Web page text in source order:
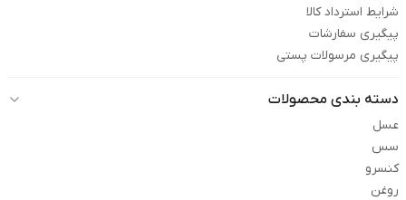
شرایط استرداد کالا
پیگیری سفارشات
پیگیری مرسولات پستی
دسته بندی محصولات
عسل
سس
کنسرو
روغن